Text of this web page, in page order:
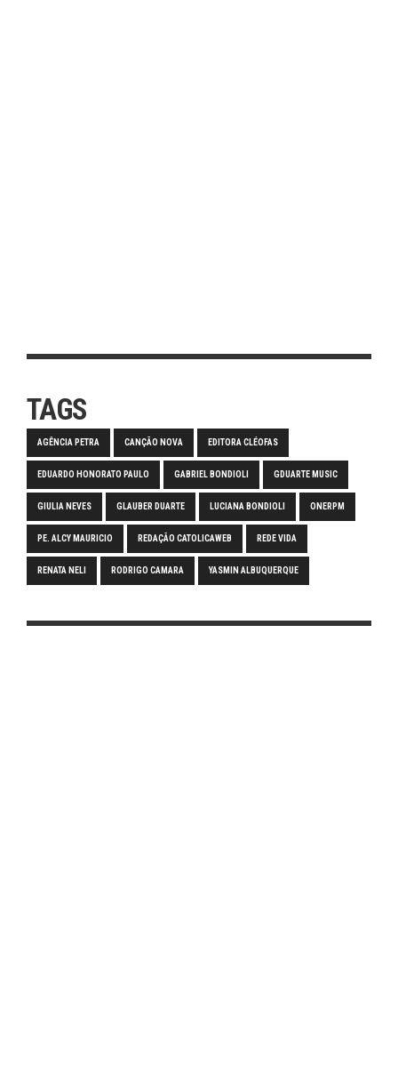
TAGS
AGÊNCIA PETRA CANÇÃO NOVA EDITORA CLÉOFAS
EDUARDO HONORATO PAULO GABRIEL BONDIOLI GDUARTE MUSIC
GIULIA NEVES GLAUBER DUARTE LUCIANA BONDIOLI ONERPM
PE. ALCY MAURICIO REDAÇÃO CATOLICAWEB REDE VIDA
RENATA NELI RODRIGO CAMARA YASMIN ALBUQUERQUE